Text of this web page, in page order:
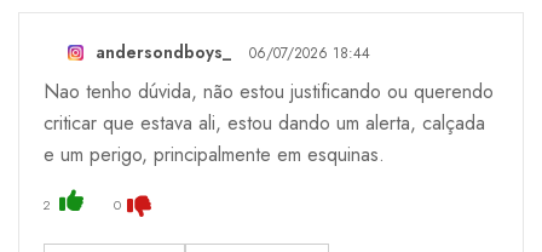
andersondboys_ 06/07/2026 18:44
Nao tenho dúvida, não estou justificando ou querendo
criticar que estava ali, estou dando um alerta, calçada
e um perigo, principalmente em esquinas.
2 0